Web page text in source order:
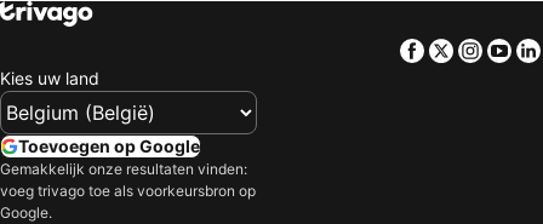
Facebook
Twitter
Kies uw land
Toevoegen op Google
Gemakkelijk onze resultaten vinden:
voeg trivago toe als voorkeursbron op
Google.